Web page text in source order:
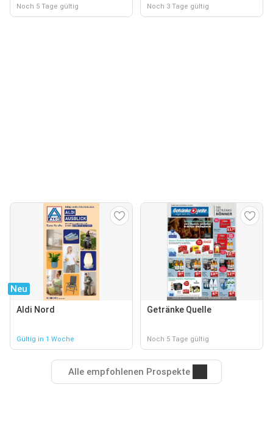
Noch 5 Tage gültig Noch 3 Tage gültig
Neu
Aldi Nord
Gültig in 1 Woche
Getränke Quelle
Noch 5 Tage gültig
Alle empfohlenen Prospekte